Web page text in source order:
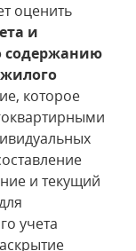
оценить
и
содержанию
которое
и текущий
учета